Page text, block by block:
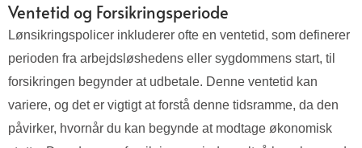
Ventetid og Forsikringsperiode
Lønsikringspolicer inkluderer ofte en ventetid, som definerer
perioden fra arbejdsløshedens eller sygdommens start, til
forsikringen begynder at udbetale. Denne ventetid kan
variere, og det er vigtigt at forstå denne tidsramme, da den
påvirker, hvornår du kan begynde at modtage økonomisk